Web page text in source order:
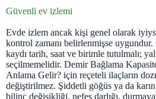
Güvenli ev izlemi
Evde izlem ancak kişi genel olarak
kontrol zamanı belirlenmişse
kaydı tarih, saat ve birimle tutulmalı;
seçilmemelidir. Demir Bağlama
Anlama Gelir? için reçeteli ilaçların
değiştirilmez. Şiddetli göğüs ya da karın
bilinç değişikliği, nefes darlığı,